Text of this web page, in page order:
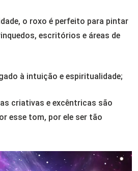
o roxo é perfeito para pintar
escritórios e áreas de
à intuição e espiritualidade;
criativas e excêntricas são
esse tom, por ele ser tão